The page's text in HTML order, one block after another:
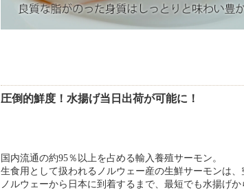
圧倒的鮮度！水揚げ当日出荷が可能に！
国内流通の約95％以上を占
生食用として扱われるノルウェー産の生鮮サーモ
ノルウェーから日本に到着するまで、最短でも水揚げか